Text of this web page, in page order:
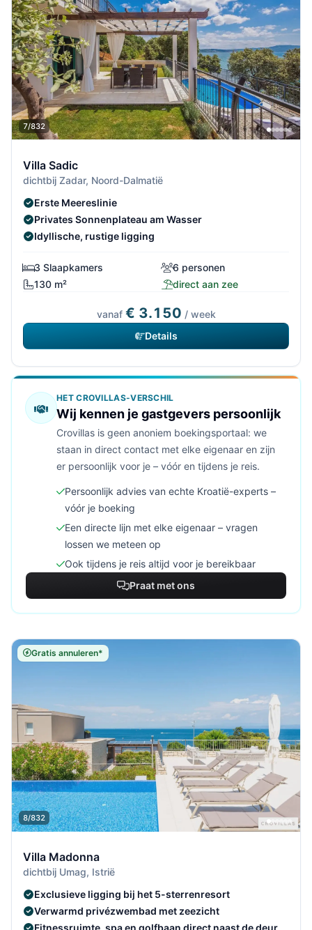
7/832
Villa Sadic
dichtbij Zadar, Noord-Dalmatië
Erste Meereslinie
Privates Sonnenplateau am Wasser
Idyllische, rustige ligging
3 Slaapkamers
6 personen
130 m²
direct aan zee
vanaf € 3.150 / week
Details
HET CROVILLAS-VERSCHIL
Wij kennen je gastgevers persoonlijk
Crovillas is geen anoniem boekingsportaal: we
staan in direct contact met elke eigenaar en zijn
er persoonlijk voor je – vóór en tijdens je reis.
Persoonlijk advies van echte Kroatië-experts –
vóór je boeking
Een directe lijn met elke eigenaar – vragen
lossen we meteen op
Ook tijdens je reis altijd voor je bereikbaar
Praat met ons
Gratis annuleren*
8/832
Villa Madonna
dichtbij Umag, Istrië
Exclusieve ligging bij het 5-sterrenresort
Verwarmd privézwembad met zeezicht
Fitnessruimte, spa en golfbaan direct naast de deur